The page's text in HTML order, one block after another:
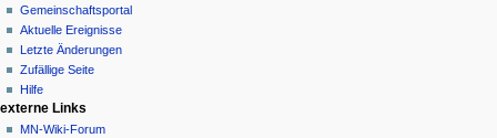
Diskussion
Lesen
Quelltext
anzeigen
Versionsgeschichte
angemeldet
Diskussionsseite
Beiträge
Anmelden
Gemeinschafts­portal
Aktuelle Ereignisse
Letzte Änderungen
Zufällige Seite
Hilfe
externe Links
MN-Wiki-Forum